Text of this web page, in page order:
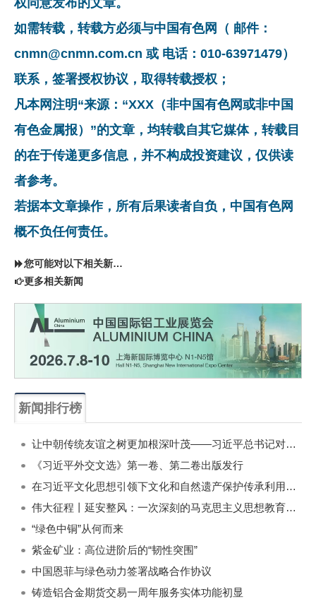
如需转载，转载方必须与中国有色网（ 邮件：
cnmn@cnmn.com.cn 或 电话：010-63971479）
联系，签署授权协议，取得转载授权；
凡本网注明“来源：“XXX（非中国有色网或非中国
有色金属报）”的文章，均转载自其它媒体，转载目
的在于传递更多信息，并不构成投资建议，仅供读
者参考。
若据本文章操作，所有后果读者自负，中国有色网
概不负任何责任。
您可能对以下相关新闻同样感兴趣
更多相关新闻
新闻排行榜
让中朝传统友谊之树更加根深叶茂——习近平总书记对朝鲜进行国事访问纪实
《习近平外交文选》第一卷、第二卷出版发行
在习近平文化思想引领下文化和自然遗产保护传承利用工作开创新局面
伟大征程丨延安整风：一次深刻的马克思主义思想教育运动
“绿色中铜”从何而来
紫金矿业：高位进阶后的“韧性突围”
中国恩菲与绿色动力签署战略合作协议
铸造铝合金期货交易一周年服务实体功能初显